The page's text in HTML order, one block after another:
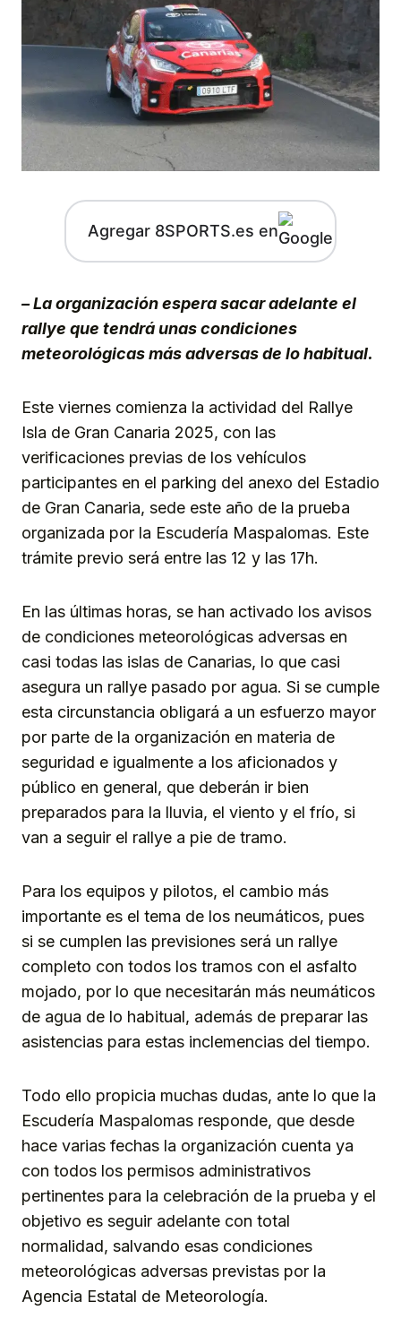
Agregar 8SPORTS.es en
– La organización espera sacar adelante el
rallye que tendrá unas condiciones
meteorológicas más adversas de lo habitual.
Este viernes comienza la actividad del Rallye
Isla de Gran Canaria 2025, con las
verificaciones previas de los vehículos
participantes en el parking del anexo del Estadio
de Gran Canaria, sede este año de la prueba
organizada por la Escudería Maspalomas. Este
trámite previo será entre las 12 y las 17h.
En las últimas horas, se han activado los avisos
de condiciones meteorológicas adversas en
casi todas las islas de Canarias, lo que casi
asegura un rallye pasado por agua. Si se cumple
esta circunstancia obligará a un esfuerzo mayor
por parte de la organización en materia de
seguridad e igualmente a los aficionados y
público en general, que deberán ir bien
preparados para la lluvia, el viento y el frío, si
van a seguir el rallye a pie de tramo.
Para los equipos y pilotos, el cambio más
importante es el tema de los neumáticos, pues
si se cumplen las previsiones será un rallye
completo con todos los tramos con el asfalto
mojado, por lo que necesitarán más neumáticos
de agua de lo habitual, además de preparar las
asistencias para estas inclemencias del tiempo.
Todo ello propicia muchas dudas, ante lo que la
Escudería Maspalomas responde, que desde
hace varias fechas la organización cuenta ya
con todos los permisos administrativos
pertinentes para la celebración de la prueba y el
objetivo es seguir adelante con total
normalidad, salvando esas condiciones
meteorológicas adversas previstas por la
Agencia Estatal de Meteorología.